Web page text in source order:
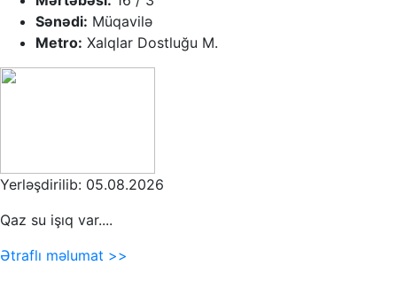
Sənədi: Müqavilə
Metro: Xalqlar Dostluğu M.
Yerləşdirilib: 05.08.2026
Qaz su işıq var....
Ətraflı məlumat >>